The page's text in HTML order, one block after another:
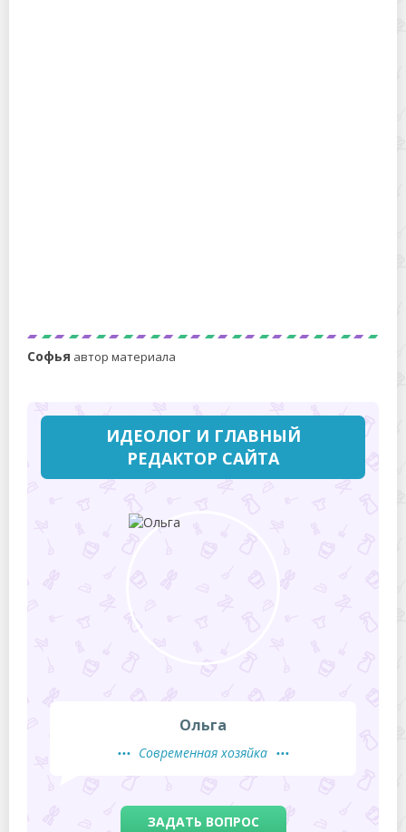
Софья автор материала
ИДЕОЛОГ И ГЛАВНЫЙ
РЕДАКТОР САЙТА
Ольга
Современная хозяйка
ЗАДАТЬ ВОПРОС